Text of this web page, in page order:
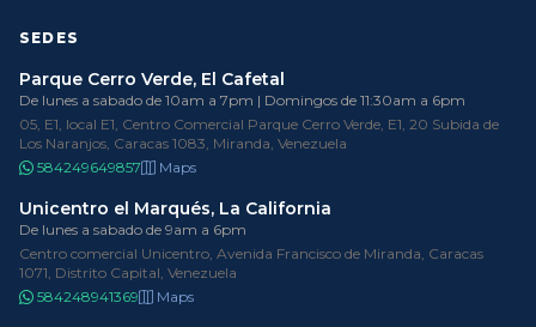
SEDES
Parque Cerro Verde, El Cafetal
De lunes a sabado de 10am a 7pm | Domingos de 11:30am a 6pm
05, E1, local E1, Centro Comercial Parque Cerro Verde, E1, 20 Subida de
Los Naranjos, Caracas 1083, Miranda, Venezuela
584249649857
Maps
Unicentro el Marqués, La California
De lunes a sabado de 9am a 6pm
Centro comercial Unicentro, Avenida Francisco de Miranda, Caracas
1071, Distrito Capital, Venezuela
584248941369
Maps